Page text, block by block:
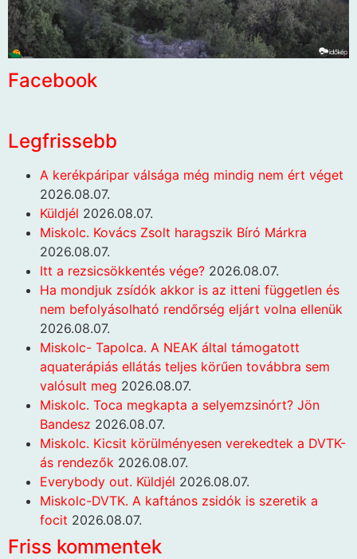
Facebook
Legfrissebb
A kerékpáripar válsága még mindig nem ért véget
2026.08.07.
Küldjél 2026.08.07.
Miskolc. Kovács Zsolt haragszik Bíró Márkra
2026.08.07.
Itt a rezsicsökkentés vége? 2026.08.07.
Ha mondjuk zsídók akkor is az itteni független és
nem befolyásolható rendőrség eljárt volna ellenük
2026.08.07.
Miskolc- Tapolca. A NEAK által támogatott
aquaterápiás ellátás teljes körűen továbbra sem
valósult meg 2026.08.07.
Miskolc. Toca megkapta a selyemzsinórt? Jön
Bandesz 2026.08.07.
Miskolc. Kicsit körülményesen verekedtek a DVTK-
ás rendezők 2026.08.07.
Everybody out. Küldjél 2026.08.07.
Miskolc-DVTK. A kaftános zsidók is szeretik a
focit 2026.08.07.
Friss kommentek